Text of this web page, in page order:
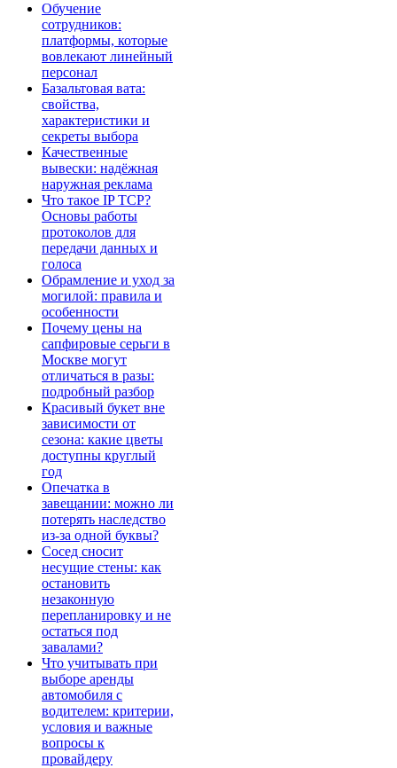
Обучение
сотрудников:
платформы, которые
вовлекают линейный
персонал
Базальтовая вата:
свойства,
характеристики и
секреты выбора
Качественные
вывески: надёжная
наружная реклама
Что такое IP TCP?
Основы работы
протоколов для
передачи данных и
голоса
Обрамление и уход за
могилой: правила и
особенности
Почему цены на
сапфировые серьги в
Москве могут
отличаться в разы:
подробный разбор
Красивый букет вне
зависимости от
сезона: какие цветы
доступны круглый
год
Опечатка в
завещании: можно ли
потерять наследство
из-за одной буквы?
Сосед сносит
несущие стены: как
остановить
незаконную
перепланировку и не
остаться под
завалами?
Что учитывать при
выборе аренды
автомобиля с
водителем: критерии,
условия и важные
вопросы к
провайдеру